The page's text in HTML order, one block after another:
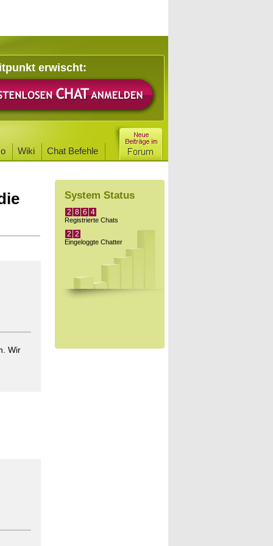
erwischt:
Wiki Chat Befehle
Wir
System Status
2 8 6 4
Registrierte Chats
2 2
Eingeloggte Chatter